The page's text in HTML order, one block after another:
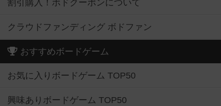
割引購入！ボドクーポンについて
クラウドファンディング ボドファン
おすすめボードゲーム
お気に入りボードゲーム TOP50
興味ありボードゲーム TOP50